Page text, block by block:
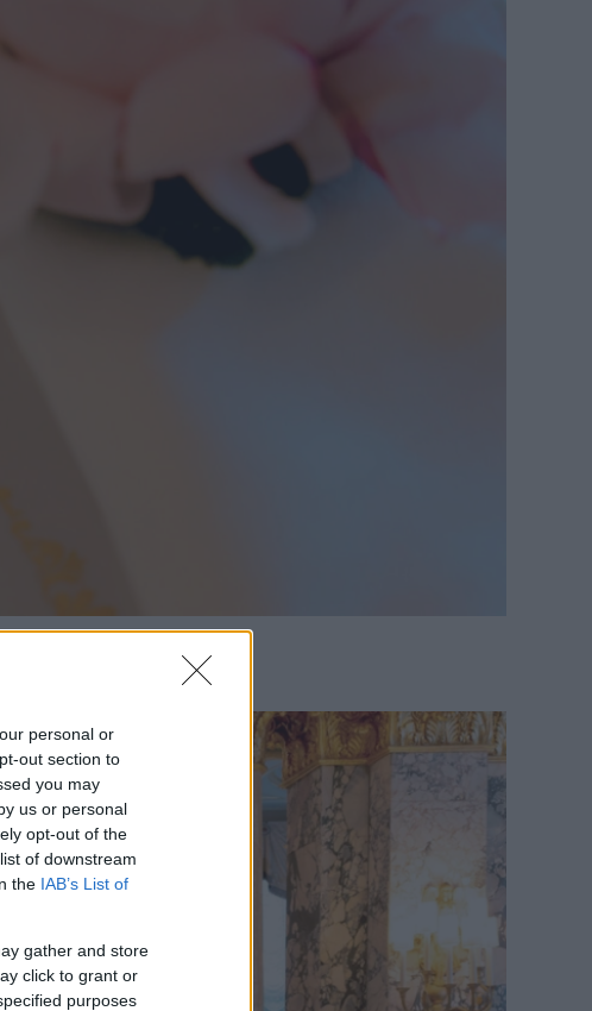
personal or
out section to
you may
us or personal
opt-out of the
of downstream
the IAB’s List of
gather and store
click to grant or
purposes